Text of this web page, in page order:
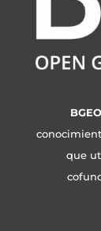
BGEO
que